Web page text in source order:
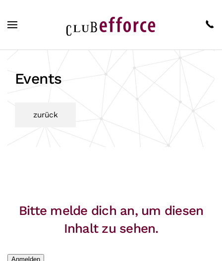
Zum Hauptinhalt springen
Events
zurück
Bitte melde dich an, um diesen
Inhalt zu sehen.
Anmelden